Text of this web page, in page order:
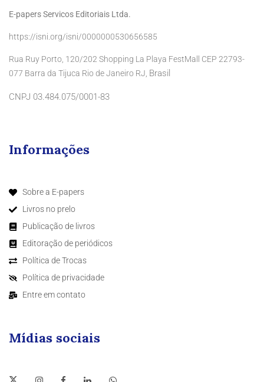
E-papers Servicos Editoriais Ltda.
https://isni.org/isni/0000000530656585
Rua Ruy Porto, 120/202 Shopping La Playa FestMall CEP 22793-
077 Barra da Tijuca Rio de Janeiro RJ, Brasil
CNPJ 03.484.075/0001-83
Informações
Sobre a E-papers
Livros no prelo
Publicação de livros
Editoração de periódicos
Política de Trocas
Política de privacidade
Entre em contato
Mídias sociais